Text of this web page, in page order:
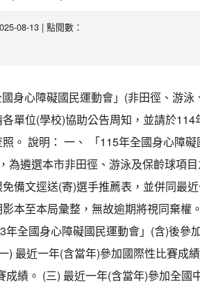
08-13 | 點閱數：
身心障礙國民運動會」(非田徑、游泳
單位(學校)協助公告周知，並請於114
。 說明： 一、 「115年全國身心障
為遴選本市非田徑、游泳及保齡球項
備文逕送(寄)選手推薦表，並併同最
本至本局彙整，無故逾期將視同棄權
年全國身心障礙國民運動會」(含)後參
) 最近一年(含當年)參加國際性比賽成
成績。 (三) 最近一年(含當年)參加全國